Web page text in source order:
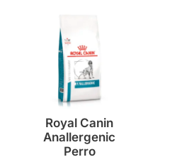
Royal Canin
Anallergenic
Perro